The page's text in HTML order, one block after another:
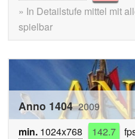
» In Detailstufe mittel mit
spielbar
Anno 1404 2009
min. 1024x768 142.7